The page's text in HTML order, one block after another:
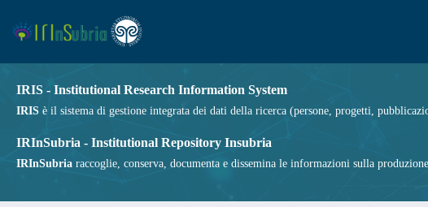
IRIS - Institutional Research Information System
IRIS è il sistema di gestione integrata dei dati della ricerca (persone, progetti,
IRInSubria - Institutional Repository Insubria
IRInSubria raccoglie, conserva, documenta e dissemina le informazioni sulla